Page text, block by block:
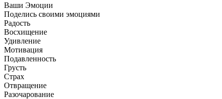
Ваши Эмоции
Поделись своими эмоциями
Радость
Восхищение
Удивление
Мотивация
Подавленность
Грусть
Страх
Отвращение
Разочарование